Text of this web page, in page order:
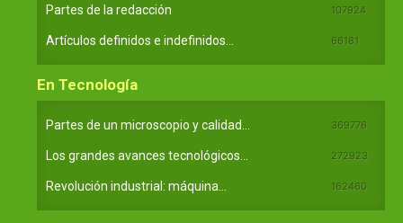
Partes de la redacción 107924
Artículos definidos e indefinidos... 66181
En Tecnología
Partes de un microscopio y calidad... 369776
Los grandes avances tecnológicos... 272923
Revolución industrial: máquina... 162460